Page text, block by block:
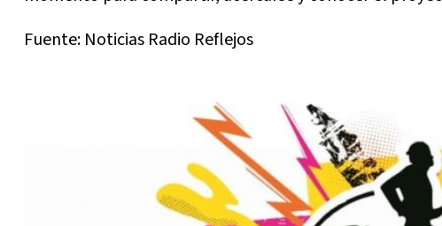
Fuente: Noticias Radio Reflejos